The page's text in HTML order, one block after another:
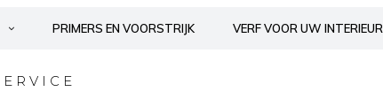
PRIMERS EN VOORSTRIJK VERF VOOR UW INTERIEUR